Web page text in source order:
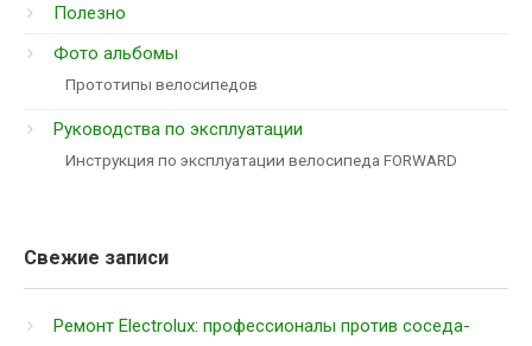
Полезно
Фото альбомы
Прототипы велосипедов
Руководства по эксплуатации
Инструкция по эксплуатации велосипеда FORWARD
Свежие записи
Ремонт Electrolux: профессионалы против соседа-